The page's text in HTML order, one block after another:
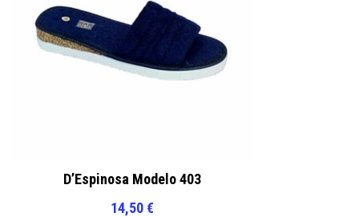
D’Espinosa Modelo 403
14,50€